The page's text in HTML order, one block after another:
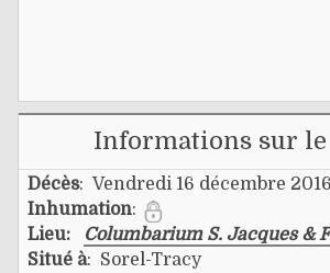
Informations sur le
Décès: Vendredi 16 décembre 2016
Inhumation:
Lieu:
Columbarium S. Jacques &
Situé à: Sorel-Tracy